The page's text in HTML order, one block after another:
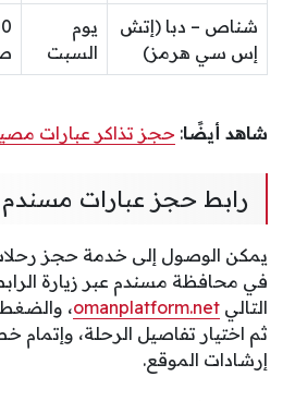
شناص – دبا (إتش
إس سي هرمز)
يوم
السبت
شاهد أيضًا: حجز تذاكر عبارات
رابط حجز عبارات مسندم
يمكن الوصول إلى خدمة حجز رحلات
في محافظة مسندم عبر زيارة
التالي omanplatform.net، والضغط
ثم اختيار تفاصيل الرحلة،
إرشادات الموقع.